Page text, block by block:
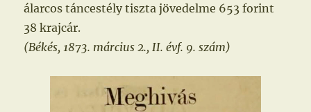
álarcos táncestély tiszta jövedelme 653 forint
38 krajcár.
(Békés, 1873. március 2., II. évf. 9. szám)